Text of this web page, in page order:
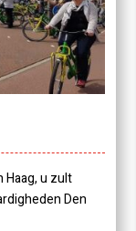
Haag, u zult
Den